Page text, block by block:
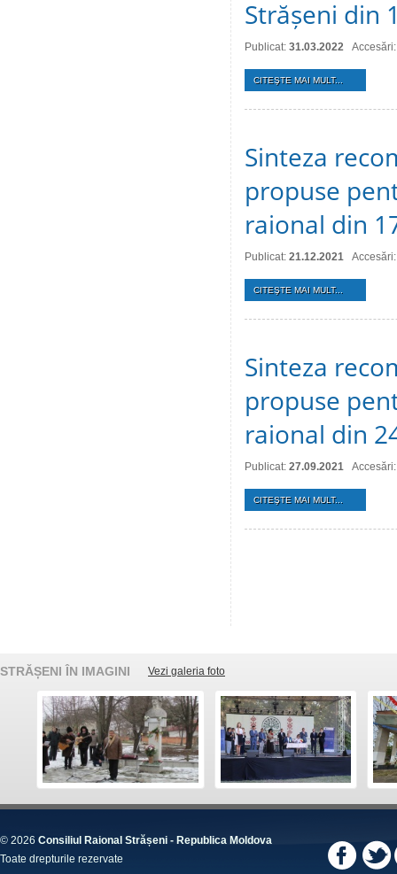
Strășeni din
Publicat: 31.03.2022
CITEŞTE MAI MULT...
Sinteza
propuse
raional din
Publicat: 21.12.2021
CITEŞTE MAI MULT...
Sinteza
propuse
raional din
Publicat: 27.09.2021
CITEŞTE MAI MULT...
STRĂȘENI ÎN IMAGINI Vezi galeria foto
© 2026 Consiliul Raional Strășeni - Republica Moldova
Toate drepturile rezervate